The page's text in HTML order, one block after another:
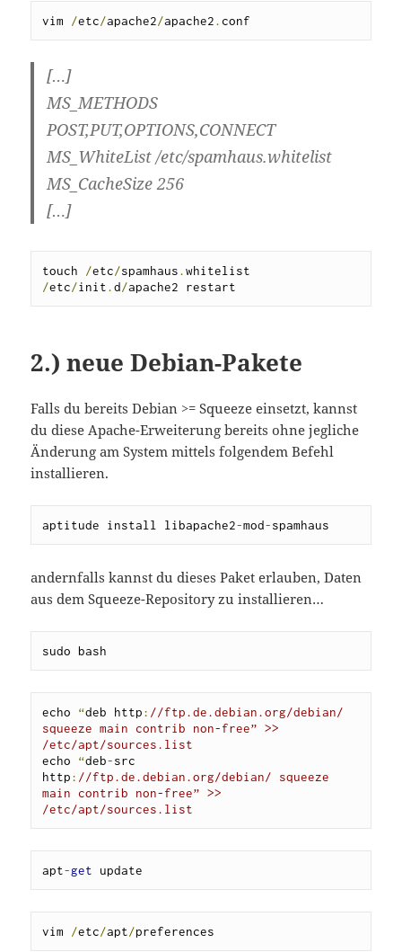
vim /etc/apache2/apache2.conf
[…]
MS_METHODS
POST,PUT,OPTIONS,CONNECT
MS_WhiteList /etc/spamhaus.whitelist
MS_CacheSize 256
[…]
touch /etc/spamhaus.
/etc/init.d/apache2 restart
2.) neue Debian-Pakete
Falls du bereits Debian >= Squeeze einsetzt, kannst
du diese Apache-Erweiterung bereits ohne jegliche
Änderung am System mittels folgendem Befehl
installieren.
aptitude install libapache2-mod-spamhaus
andernfalls kannst du dieses Paket erlauben, Daten
aus dem Squeeze-Repository zu installieren…
sudo bash
echo “deb http: //ftp.de.debian.org/debian/
squeeze main contrib non-free” >>
/etc/apt/sources.list
echo “deb-src
http: //ftp.de.debian.org/debian/ squeeze
main contrib non-free” >>
/etc/apt/sources.list
apt-get update
vim /etc/apt/preferences